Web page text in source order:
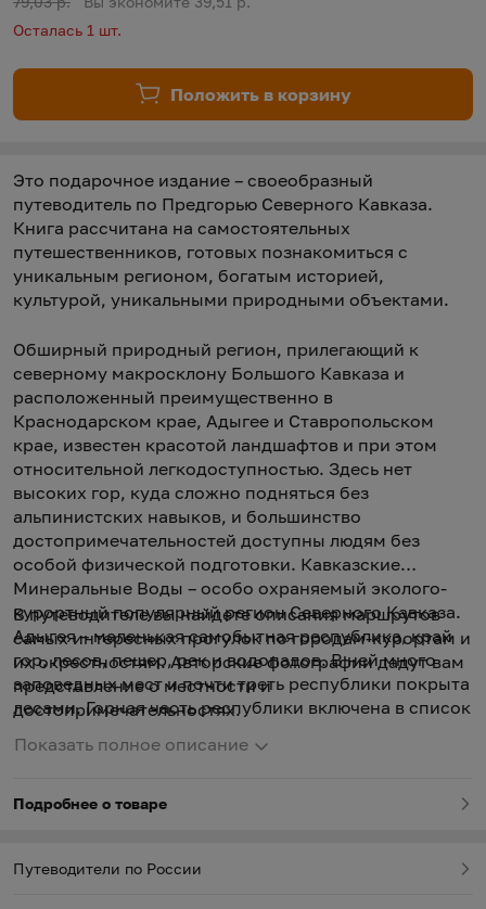
Осталась 1 шт.
Положить в корзину
Это подарочное издание – своеобразный
путеводитель по Предгорью Северного Кавказа.
Книга рассчитана на самостоятельных
путешественников, готовых познакомиться с
уникальным регионом, богатым историей,
культурой, уникальными природными объектами.
Обширный природный регион, прилегающий к
северному макросклону Большого Кавказа и
расположенный преимущественно в
Краснодарском крае, Адыгее и Ставропольском
крае, известен красотой ландшафтов и при этом
относительной легкодоступностью. Здесь нет
высоких гор, куда сложно подняться без
альпинистских навыков, и большинство
достопримечательностей доступны людям без
особой физической подготовки. Кавказские
Минеральные Воды – особо охраняемый эколого-
курортный популярный регион Северного Кавказа.
Адыгея – маленькая самобытная республика, край
гор, лесов, пещер, рек и водопадов. В ней много
заповедных мест и почти треть республики покрыта
лесами. Горная часть республики включена в список
с озером Байкал, вулканами Камчатки, плато
уникальных местах Карачаево-Черкессии и
В путеводителе вы найдете описания маршрутов
самых интересных прогулок по городам-курортам и
их окрестностям. Авторские фотографии дадут вам
представление о местности и
достопримечательностях.
Показать полное описание
Подробнее о товаре
Путеводители по России